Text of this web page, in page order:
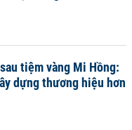
tiệm vàng Mi Hồng:
dựng thương hiệu hơn